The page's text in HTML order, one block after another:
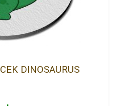
DINOSAURUS